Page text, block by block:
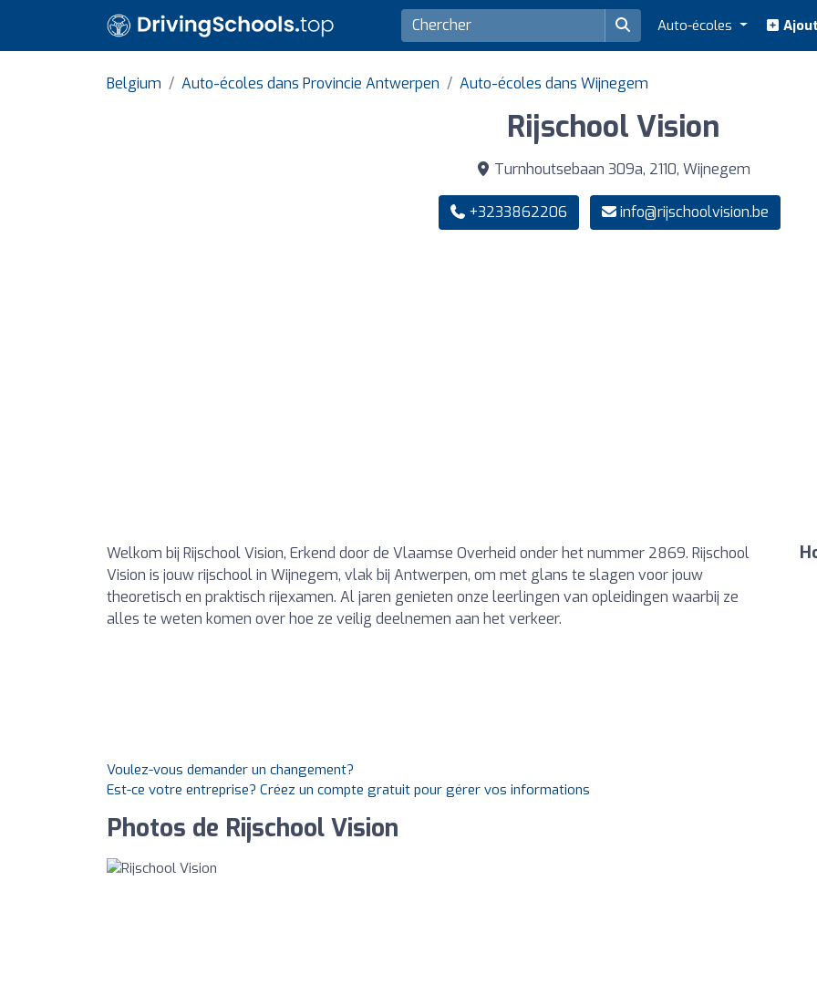
Auto-écoles
Belgium Auto-écoles dans Provincie Antwerpen Auto-écoles dans Wijnegem
Rijschool Vision
Turnhoutsebaan 309a, 2110, Wijnegem
+3233862206 info@rijschoolvision.be
Welkom bij Rijschool Vision, Erkend door de Vlaamse Overheid onder het nummer 2869. Rijschool
Vision is jouw rijschool in Wijnegem, vlak bij Antwerpen, om met glans te slagen voor jouw
theoretisch en praktisch rijexamen. Al jaren genieten onze leerlingen van opleidingen waarbij ze
alles te weten komen over hoe ze veilig deelnemen aan het verkeer.
Voulez-vous demander un changement?
Est-ce votre entreprise? Créez un compte gratuit pour gérer vos informations
Photos de Rijschool Vision